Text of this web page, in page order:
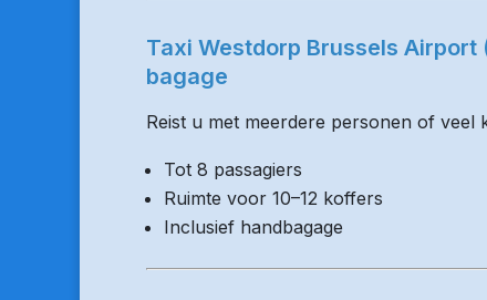
Taxi Westdorp Brussels
bagage
Reist u met meerdere personen of veel
Tot 8 passagiers
Ruimte voor 10–12 koffers
Inclusief handbagage